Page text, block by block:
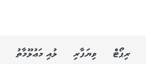
ރިޕޯޓް ވިޔަފާރި ލުއި މަޢުލޫމާތު